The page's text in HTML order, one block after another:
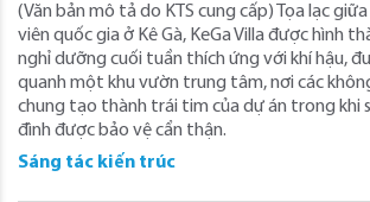
(Văn bản mô tả do KTS cung cấp) Tọa lạc
viên quốc gia ở Kê Gà, KeGa Villa được hình
nghỉ dưỡng cuối tuần thích ứng với khí hậu,
quanh một khu vườn trung tâm, nơi các
chung tạo thành trái tim của dự án trong khi
đình được bảo vệ cẩn thận.
Sáng tác kiến trúc